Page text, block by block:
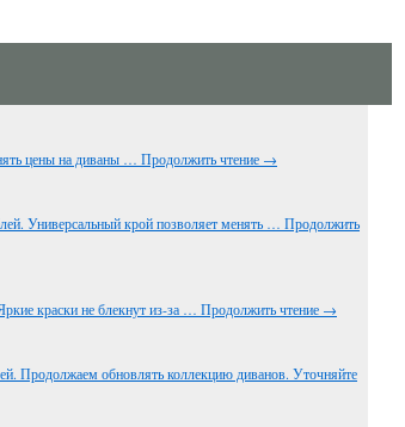
цены на диваны … Продолжить чтение →
Универсальный крой позволяет менять … Продолжить
краски не блекнут из-за … Продолжить чтение →
Продолжаем обновлять коллекцию диванов. Уточняйте